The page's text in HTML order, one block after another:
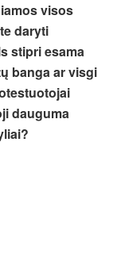
visos
daryti
stipri esama
banga ar visgi
dauguma